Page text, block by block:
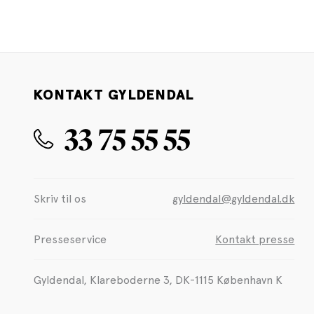
KONTAKT GYLDENDAL
33 75 55 55
Skriv til os gyldendal@gyldendal.dk
Presseservice Kontakt presse
Gyldendal, Klareboderne 3, DK-1115 København K